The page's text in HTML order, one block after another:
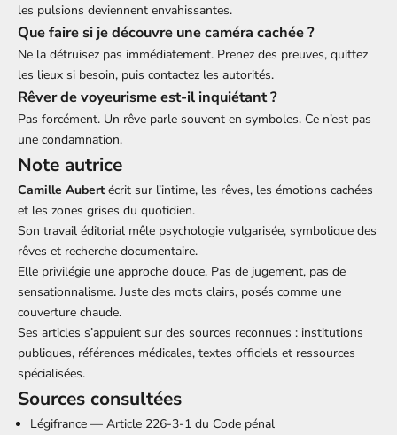
les pulsions deviennent envahissantes.
Que faire si je découvre une caméra cachée ?
Ne la détruisez pas immédiatement. Prenez des preuves, quittez
les lieux si besoin, puis contactez les autorités.
Rêver de voyeurisme est-il inquiétant ?
Pas forcément. Un rêve parle souvent en symboles. Ce n’est pas
une condamnation.
Note autrice
Camille Aubertécrit sur l’intime, les rêves, les émotions cachées
et les zones grises du quotidien.
Son travail éditorial mêle psychologie vulgarisée, symbolique des
rêves et recherche documentaire.
Elle privilégie une approche douce. Pas de jugement, pas de
sensationnalisme. Juste des mots clairs, posés comme une
couverture chaude.
Ses articles s’appuient sur des sources reconnues : institutions
publiques, références médicales, textes officiels et ressources
spécialisées.
Sources consultées
Légifrance — Article 226-3-1 du Code pénal